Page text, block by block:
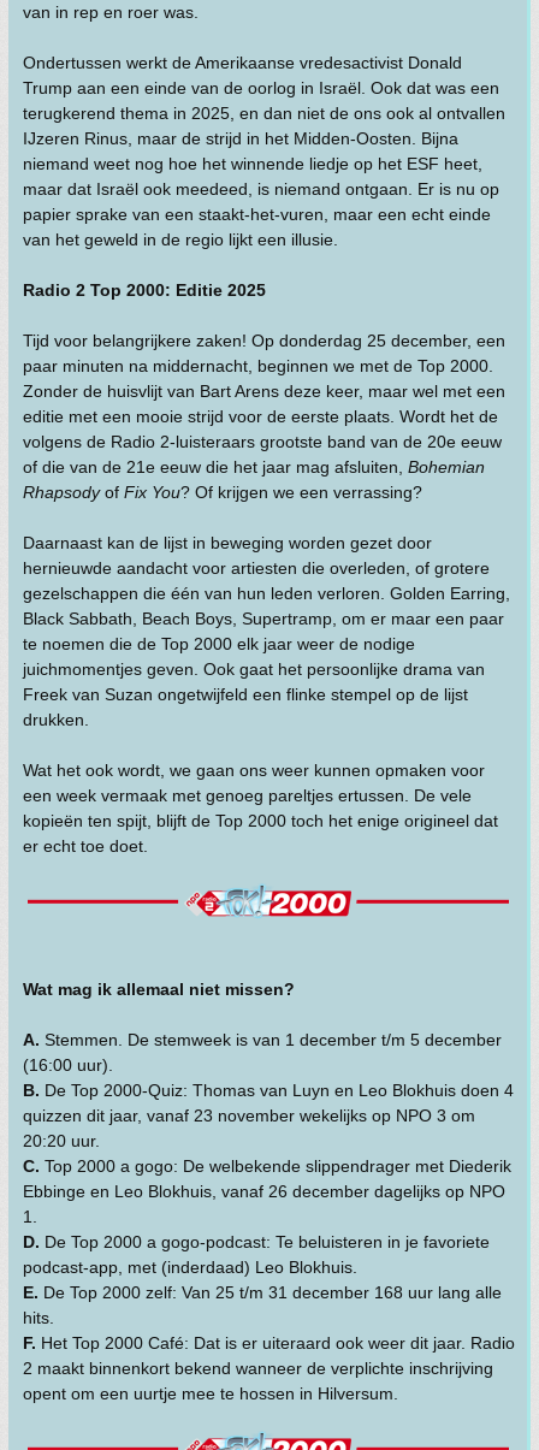
van in rep en roer was.
Ondertussen werkt de Amerikaanse vredesactivist Donald
Trump aan een einde van de oorlog in Israël. Ook dat was een
terugkerend thema in 2025, en dan niet de ons ook al ontvallen
IJzeren Rinus, maar de strijd in het Midden-Oosten. Bijna
niemand weet nog hoe het winnende liedje op het ESF heet,
maar dat Israël ook meedeed, is niemand ontgaan. Er is nu op
papier sprake van een staakt-het-vuren, maar een echt einde
van het geweld in de regio lijkt een illusie.
Radio 2 Top 2000: Editie 2025
Tijd voor belangrijkere zaken! Op donderdag 25 december, een
paar minuten na middernacht, beginnen we met de Top 2000.
Zonder de huisvlijt van Bart Arens deze keer, maar wel met een
editie met een mooie strijd voor de eerste plaats. Wordt het de
volgens de Radio 2-luisteraars grootste band van de 20e eeuw
of die van de 21e eeuw die het jaar mag afsluiten, Bohemian
Rhapsodyof Fix You? Of krijgen we een verrassing?
Daarnaast kan de lijst in beweging worden gezet door
hernieuwde aandacht voor artiesten die overleden, of grotere
gezelschappen die één van hun leden verloren. Golden Earring,
Black Sabbath, Beach Boys, Supertramp, om er maar een paar
te noemen die de Top 2000 elk jaar weer de nodige
juichmomentjes geven. Ook gaat het persoonlijke drama van
Freek van Suzan ongetwijfeld een flinke stempel op de lijst
drukken.
Wat het ook wordt, we gaan ons weer kunnen opmaken voor
een week vermaak met genoeg pareltjes ertussen. De vele
kopieën ten spijt, blijft de Top 2000 toch het enige origineel dat
er echt toe doet.
Wat mag ik allemaal niet missen?
A. Stemmen. De stemweek is van 1 december t/m 5 december
(16:00 uur).
B. De Top 2000-Quiz: Thomas van Luyn en Leo Blokhuis doen 4
quizzen dit jaar, vanaf 23 november wekelijks op NPO 3 om
20:20 uur.
C. Top 2000 a gogo: De welbekende slippendrager met Diederik
Ebbinge en Leo Blokhuis, vanaf 26 december dagelijks op NPO
1.
D. De Top 2000 a gogo-podcast: Te beluisteren in je favoriete
podcast-app, met (inderdaad) Leo Blokhuis.
E. De Top 2000 zelf: Van 25 t/m 31 december 168 uur lang alle
hits.
F. Het Top 2000 Café: Dat is er uiteraard ook weer dit jaar. Radio
2 maakt binnenkort bekend wanneer de verplichte inschrijving
opent om een uurtje mee te hossen in Hilversum.